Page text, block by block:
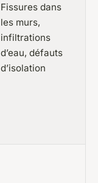
Fissures dans
les murs,
infiltrations
d’eau, défauts
d’isolation